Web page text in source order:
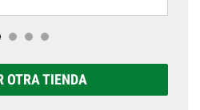
OTRA TIENDA